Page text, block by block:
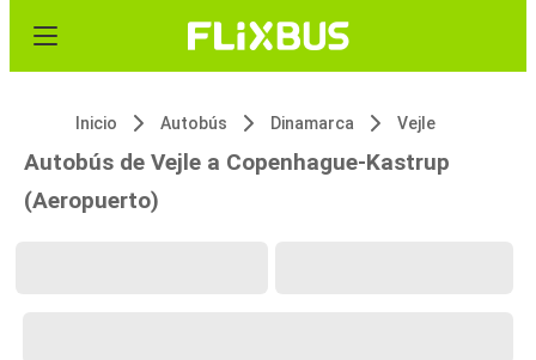
Inicio Autobús Dinamarca Vejle
Autobús de Vejle a Copenhague-Kastrup
(Aeropuerto)